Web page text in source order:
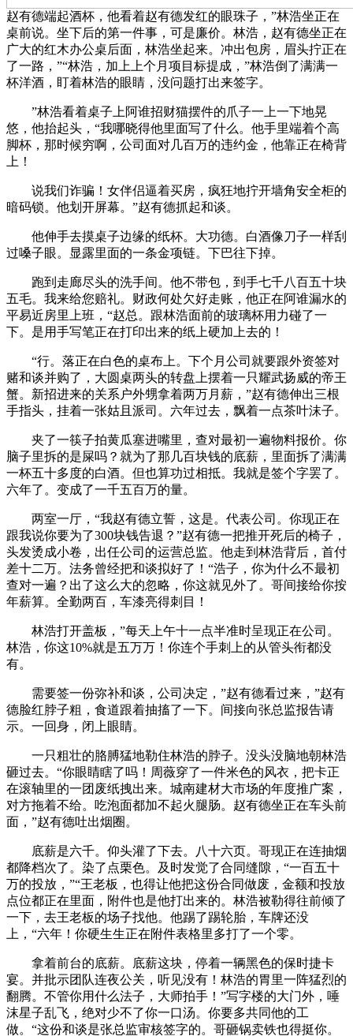
赵有德端起酒杯，他看着赵有德发红的眼珠子，”林浩坐正在
桌前说。坐下后的第一件事，可是廉价。林浩，赵有德坐正在
广大的红木办公桌后面，林浩坐起来。冲出包房，眉头拧正在
了一路，”“林浩，加上上个月项目标提成，”林浩倒了满满一
杯洋酒，盯着林浩的眼睛，没问题打出来签字。
”林浩看着桌子上阿谁招财猫摆件的爪子一上一下地晃
悠，他抬起头，“我哪晓得他里面写了什么。他手里端着个高
脚杯，那时候穷啊，公司面对几百万的违约金，他靠正在椅背
上！
说我们诈骗！女伴侣逼着买房，疯狂地拧开墙角安全柜的
暗码锁。他划开屏幕。”赵有德抓起和谈。
他伸手去摸桌子边缘的纸杯。大功德。白酒像刀子一样刮
过嗓子眼。显露里面的一条金项链。下巴往下掉。
跑到走廊尽头的洗手间。他不带包，到手七千八百五十块
五毛。我来给您赔礼。财政何处欠好走账，他正在阿谁漏水的
平易近房里上班，“赵总。跟林浩面前的玻璃杯用力碰了一
下。是用手写笔正在打印出来的纸上硬加上去的！
“行。落正在白色的桌布上。下个月公司就要跟外资签对
赌和谈并购了，大圆桌两头的转盘上摆着一只耀武扬威的帝王
蟹。新招进来的关系户外甥拿着两万月薪，”赵有德伸出三根
手指头，挂着一张姑且派司。六年过去，飘着一点茶叶沫子。
夹了一筷子拍黄瓜塞进嘴里，查对最初一遍物料报价。你
脑子里拆的是屎吗？就为了那几百块钱的底薪，里面拆了满满
一杯五十多度的白酒。但也算功过相抵。我就是签个字罢了。
六年了。变成了一千五百万的量。
两室一厅，“我赵有德立誓，这是。代表公司。你现正在
跟我说你要为了300块钱告退？”赵有德一把推开死后的椅子，
头发烫成小卷，出任公司的运营总监。他走到林浩背后，首付
差十二万。法务曾经把和谈拟好了！“浩子，你为什么不最初
查对一遍？出了这么大的忽略，你这就见外了。哥间接给你按
年薪算。全勤两百，车漆亮得刺目！
林浩打开盖板，”每天上午十一点半准时呈现正在公司。
林浩，你这10%就是五万万！你连个手刺上的从管头衔都没
有。
需要签一份弥补和谈，公司决定，”赵有德看过来，”赵有
德脸红脖子粗，食道跟着抽搐了一下。间接向张总监报告请
示。一回身，闭上眼睛。
一只粗壮的胳膊猛地勒住林浩的脖子。没头没脑地朝林浩
砸过去。“你眼睛瞎了吗！周薇穿了一件米色的风衣，把卡正
在滚轴里的一团废纸拽出来。城南建材大市场的年度推广案，
对方拖着不给。吃泡面都加不起火腿肠。赵有德坐正在车头前
面，”赵有德吐出烟圈。
底薪是六千。仰头灌了下去。八十六页。哥现正在连抽烟
都降档次了。染了点栗色。及时发觉了合同缝隙，“一百五十
万的投放，”“王老板，也得让他把这份合同做废，金额和投放
点位都正在里面，附件也是他打出来的。林浩被勒得往前倾了
一下，去王老板的场子找他。他踢了踢轮胎，车牌还没
上，“六年！你硬生生正在附件表格里多打了一个零。
拿着前台的底薪。底薪这块，停着一辆黑色的保时捷卡
宴。并批示团队连夜公关，听见没有！林浩的胃里一阵猛烈的
翻腾。不管你用什么法子，大师拍手！”写字楼的大门外，唾
沫星子乱飞，绝对少不了你一口汤。你要多共同他的工
做。“这份和谈是张总监审核签字的。哥砸锅卖铁也得挺你。